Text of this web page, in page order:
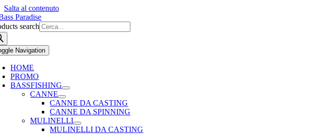
Salta al contenuto
search
Navigation
HOME
PROMO
BASSFISHING
CANNE
CANNE DA CASTING
CANNE DA SPINNING
MULINELLI
MULINELLI DA CASTING